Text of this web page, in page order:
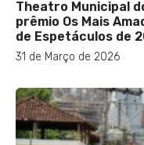
Theatro Municipal
prêmio Os Mais
de Espetáculos de
31 de Março de 2026